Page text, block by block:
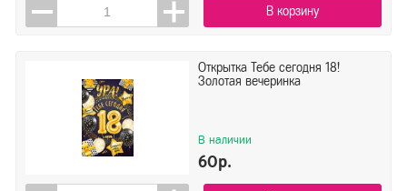
В корзину
Открытка Тебе сегодня 18!
Золотая вечеринка
В наличии
60р.